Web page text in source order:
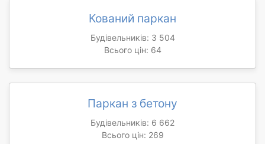
Кований паркан
Будівельників: 3 504
Всього цін: 64
Паркан з бетону
Будівельників: 6 662
Всього цін: 269